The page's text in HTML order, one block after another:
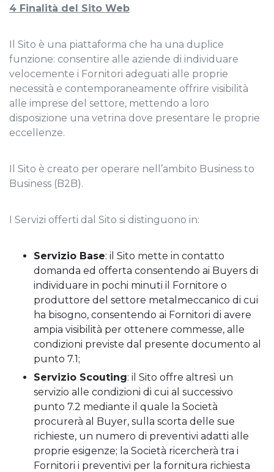
4 Finalità del Sito Web
Il Sito è una piattaforma che ha una duplice
funzione: consentire alle aziende di individuare
velocemente i Fornitori adeguati alle proprie
necessità e contemporaneamente offrire visibilità
alle imprese del settore, mettendo a loro
disposizione una vetrina dove presentare le proprie
eccellenze.
Il Sito è creato per operare nell’ambito Business to
Business (B2B).
I Servizi offerti dal Sito si distinguono in:
Servizio Base: il Sito mette in contatto
domanda ed offerta consentendo ai Buyers di
individuare in pochi minuti il Fornitore o
produttore del settore metalmeccanico di cui
ha bisogno, consentendo ai Fornitori di avere
ampia visibilità per ottenere commesse, alle
condizioni previste dal presente documento al
punto 7.1;
Servizio Scouting: il Sito offre altresì un
servizio alle condizioni di cui al successivo
punto 7.2 mediante il quale la Società
procurerà al Buyer, sulla scorta delle sue
richieste, un numero di preventivi adatti alle
proprie esigenze; la Società ricercherà tra i
Fornitori i preventivi per la fornitura richiesta